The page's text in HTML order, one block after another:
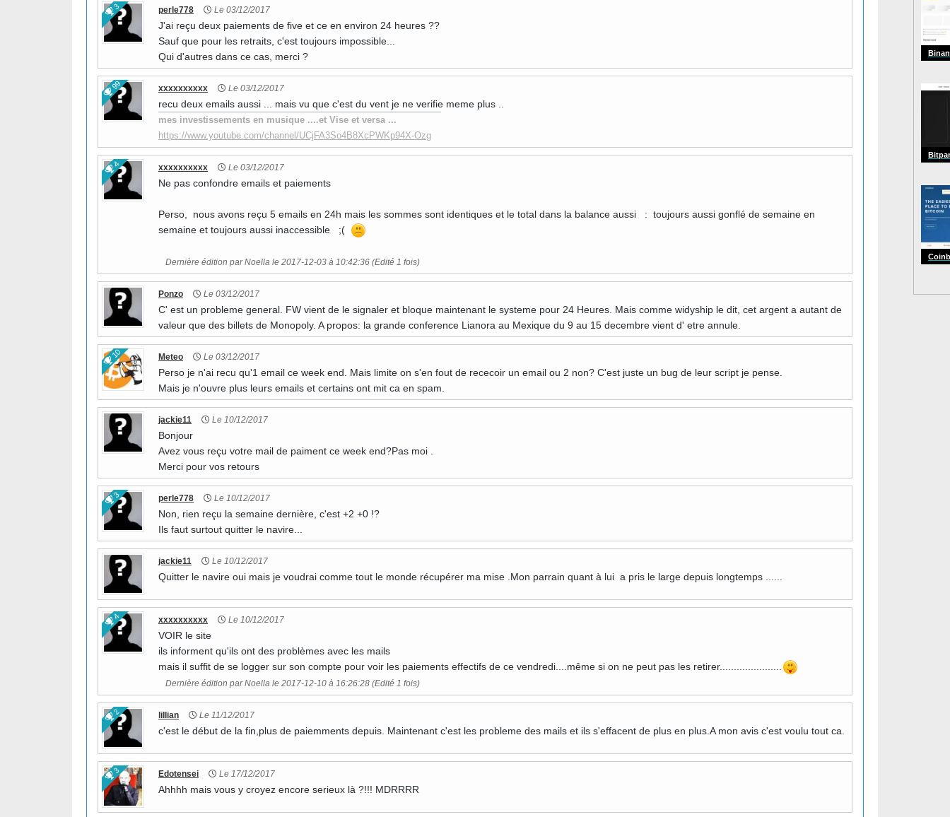
3 perle778 Le 03/12/2017
J'ai reçu deux paiements de five et ce en environ 24 heures ??
Sauf que pour les retraits, c'est toujours impossible...
Qui d'autres dans ce cas, merci ?
99 xxxxxxxxxx Le 03/12/2017
recu deux emails aussi ... mais vu que c'est du vent je ne verifie meme plus ..
mes investissements en musique ....et Vise et versa ...
https://www.youtube.com/channel/UCjFA3So4B8XcPWKp94X-Ozg
4 xxxxxxxxxx Le 03/12/2017
Ne pas confondre emails et paiements
Perso, nous avons reçu 5 emails en 24h mais les sommes sont identiques et le total dans la balance aussi : toujours aussi gonflé de semaine en
semaine et toujours aussi inaccessible ;(
Dernière édition par Noella le 2017-12-03 à 10:42:36 (Edité 1 fois)
Ponzo Le 03/12/2017
C' est un probleme general. FW vient de le signaler et bloque maintenant le systeme pour 24 Heures. Mais comme widyship le dit, cet argent a autant de
valeur que des billets de Monopoly. A propos: la grande conference Lianora au Mexique du 9 au 15 decembre vient d' etre annule.
10 Meteo Le 03/12/2017
Perso je n'ai recu qu'1 email ce week end. Mais limite on s'en fout de rececoir un email ou 2 non? C'est juste un bug de leur script je pense.
Mais je n'ouvre plus leurs emails et certains ont mit ca en spam.
jackie11 Le 10/12/2017
Bonjour
Avez vous reçu votre mail de paiment ce week end?Pas moi .
Merci pour vos retours
3 perle778 Le 10/12/2017
Non, rien reçu la semaine dernière, c'est +2 +0 !?
Ils faut surtout quitter le navire...
jackie11 Le 10/12/2017
Quitter le navire oui mais je voudrai comme tout le monde récupérer ma mise .Mon parrain quant à lui a pris le large depuis longtemps ......
4 xxxxxxxxxx Le 10/12/2017
VOIR le site
ils informent qu'ils ont des problèmes avec les mails
mais il suffit de se logger sur son compte pour voir les paiements effectifs de ce vendredi....même si on ne peut pas les retirer......................
Dernière édition par Noella le 2017-12-10 à 16:26:28 (Edité 1 fois)
2 lillian Le 11/12/2017
c'est le début de la fin,plus de paiemments depuis. Maintenant c'est les probleme des mails et ils s'effacent de plus en plus.A mon avis c'est voulu tout ca.
3 Edotensei Le 17/12/2017
Ahhhh mais vous y croyez encore serieux là ?!!! MDRRRR